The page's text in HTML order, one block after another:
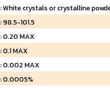
: White crystals or crystalline
: 98.5-101.5
: 0.20 MAX
: 0.1 MAX
: 0.002 MAX
: 0.0005%